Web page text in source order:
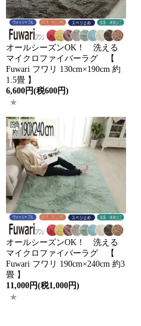
オールシーズンOK！ 洗える
マイクロファイバーラグ 【
Fuwari フワリ 130cm×190cm 約
1.5畳 】
6,600円(税600円)
オールシーズンOK！ 洗える
マイクロファイバーラグ 【
Fuwari フワリ 190cm×240cm 約3
畳 】
11,000円(税1,000円)